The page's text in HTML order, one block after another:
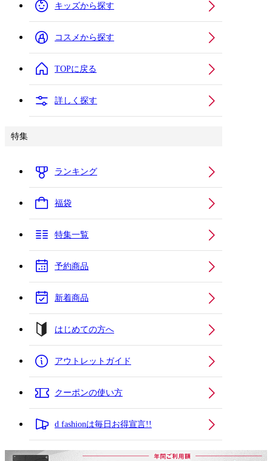
キッズから探す
コスメから探す
TOPに戻る
詳しく探す
特集
ランキング
福袋
特集一覧
予約商品
新着商品
はじめての方へ
アウトレットガイド
クーポンの使い方
d fashionは毎日お得宣言!!